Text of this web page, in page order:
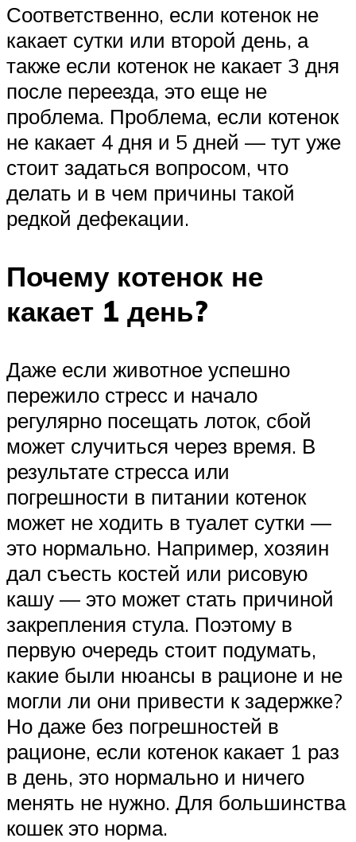
Соответственно, если котенок не
какает сутки или второй день, а
также если котенок не какает 3 дня
после переезда, это еще не
проблема. Проблема, если котенок
не какает 4 дня и 5 дней — тут уже
стоит задаться вопросом, что
делать и в чем причины такой
редкой дефекации.
Почему котенок не
какает 1 день?
Даже если животное успешно
пережило стресс и начало
регулярно посещать лоток, сбой
может случиться через время. В
результате стресса или
погрешности в питании котенок
может не ходить в туалет сутки —
это нормально. Например, хозяин
дал съесть костей или рисовую
кашу — это может стать причиной
закрепления стула. Поэтому в
первую очередь стоит подумать,
какие были нюансы в рационе и не
могли ли они привести к задержке?
Но даже без погрешностей в
рационе, если котенок какает 1 раз
в день, это нормально и ничего
менять не нужно. Для большинства
кошек это норма.